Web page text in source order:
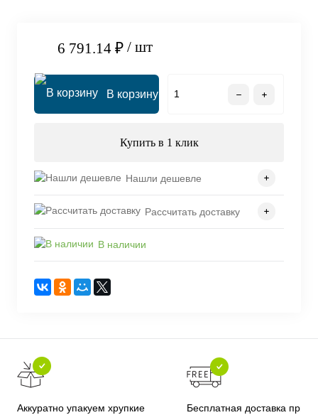
6 791.14 ₽ / шт
В корзину
Купить в 1 клик
Нашли дешевле
Рассчитать доставку
В наличии
Аккуратно упакуем хрупкие
Бесплатная доставка при